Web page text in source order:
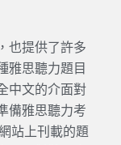
也提供了許多
雅思聽力題目
中文的介面對
備雅思聽力考
站上刊載的題